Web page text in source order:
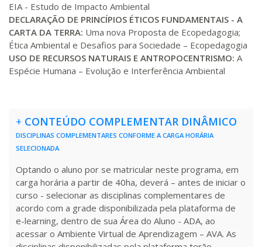
440 H 55dias 150 dias
R$ 2.240,16
Matricular
EIA - Estudo de Impacto Ambiental
DECLARAÇÃO DE PRINCÍPIOS ÉTICOS FUNDAMENTAIS - A
CARTA DA TERRA: Uma nova Proposta de Ecopedagogia;
Ética Ambiental e Desafios para Sociedade – Ecopedagogia
USO DE RECURSOS NATURAIS E ANTROPOCENTRISMO: A
Espécie Humana – Evolução e Interferência Ambiental
+ CONTEÚDO COMPLEMENTAR DINÂMICO
DISCIPLINAS COMPLEMENTARES CONFORME A CARGA HORÁRIA
SELECIONADA
Optando o aluno por se matricular neste programa, em
carga horária a partir de 40ha, deverá – antes de iniciar o
curso - selecionar as disciplinas complementares de
acordo com a grade disponibilizada pela plataforma de
e-learning, dentro de sua Área do Aluno - ADA, ao
acessar o Ambiente Virtual de Aprendizagem – AVA. As